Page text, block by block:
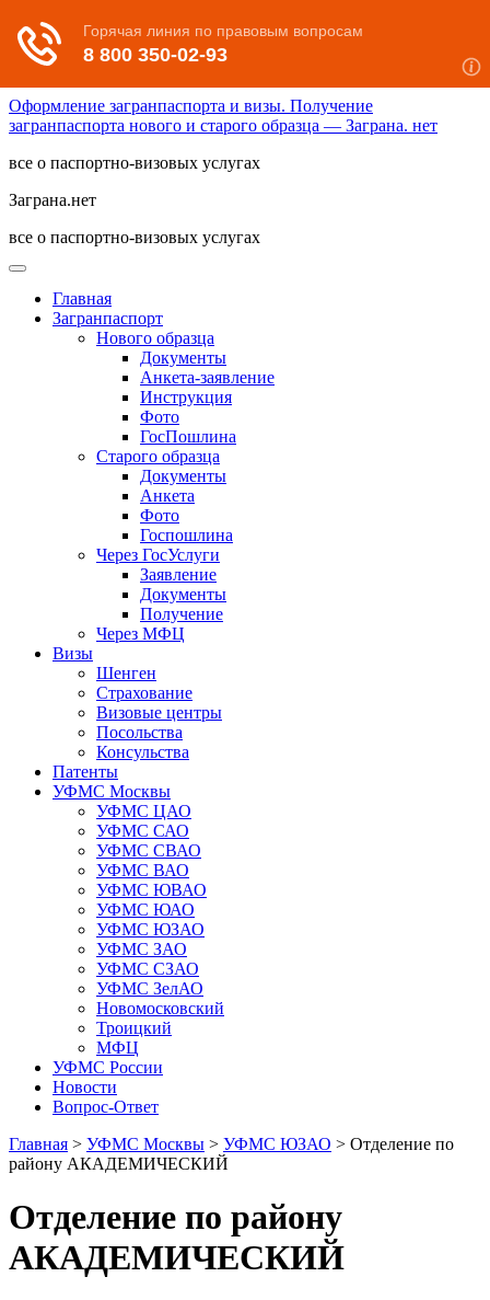
Оформление загранпаспорта и визы. Получение
загранпаспорта нового и старого образца — Заграна. нет
все о паспортно-визовых услугах
Заграна.нет
все о паспортно-визовых услугах
Главная
Загранпаспорт
Нового образца
Документы
Анкета-заявление
Инструкция
Фото
ГосПошлина
Старого образца
Документы
Анкета
Фото
Госпошлина
Через ГосУслуги
Заявление
Документы
Получение
Через МФЦ
Визы
Шенген
Страхование
Визовые центры
Посольства
Консульства
Патенты
УФМС Москвы
УФМС ЦАО
УФМС САО
УФМС СВАО
УФМС ВАО
УФМС ЮВАО
УФМС ЮАО
УФМС ЮЗАО
УФМС ЗАО
УФМС СЗАО
УФМС ЗелАО
Новомосковский
Троицкий
МФЦ
УФМС России
Новости
Вопрос-Ответ
Главная > УФМС Москвы > УФМС ЮЗАО > Отделение по
району АКАДЕМИЧЕСКИЙ
Отделение по району
АКАДЕМИЧЕСКИЙ